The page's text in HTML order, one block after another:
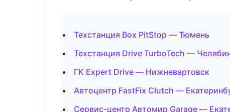
Техстанция Box PitStop — Тюмень
Техстанция Drive TurboTech —
ГК Expert Drive — Нижневартовск
Автоцентр FastFix Clutch —
Сервис-центр Автомир Garage —